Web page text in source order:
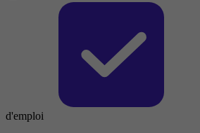
d'emploi